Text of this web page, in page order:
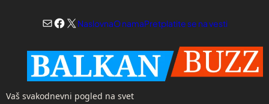
Mail
Facebook
X NaslovnaO namaPretplatite se na vesti
Vaš svakodnevni pogled na svet